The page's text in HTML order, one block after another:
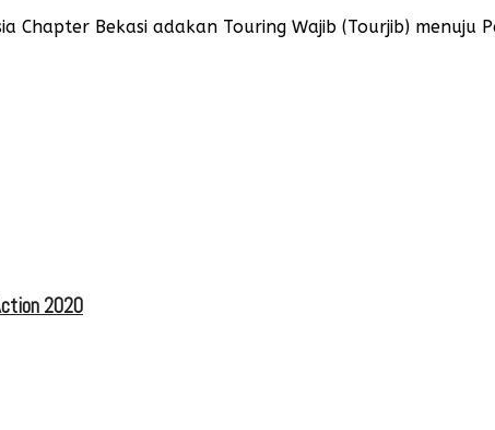
Chapter Bekasi adakan Touring Wajib (Tourjib)
2020